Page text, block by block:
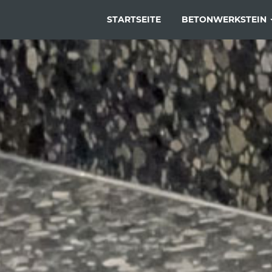
Direkt
zum
Inhalt
STARTSEITE BETONWERKSTEIN